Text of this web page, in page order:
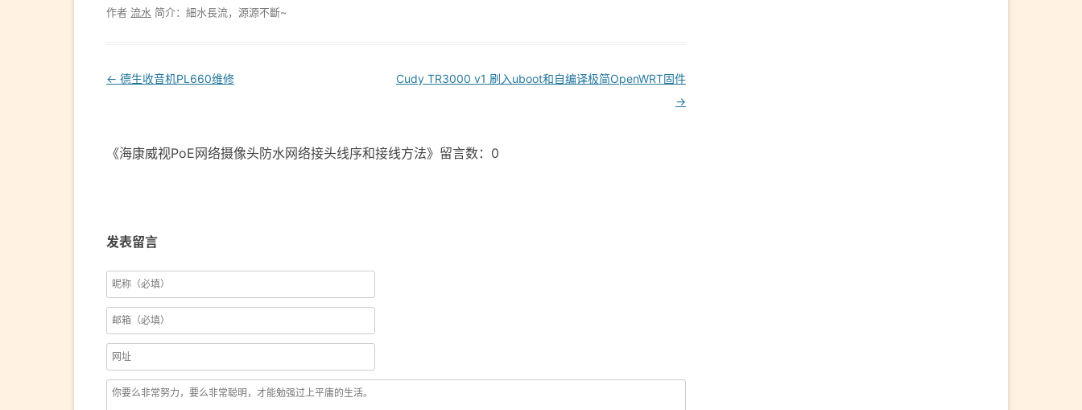
作者 流水 简介：細水長流，源源不斷~
Post
← 德生收音机PL660维修
Cudy TR3000 v1 刷入uboot和自编译极简OpenWRT固件
→
《海康威视PoE网络摄像头防水网络接头线序和接线方法》留言数：0
发表留言